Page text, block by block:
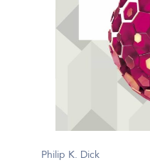
Philip K. Dick